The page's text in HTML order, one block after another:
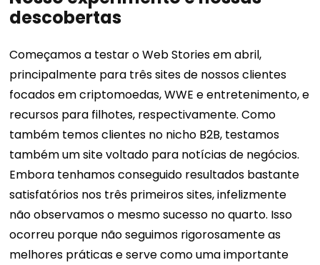
descobertas
Começamos a testar o Web Stories em abril,
principalmente para três sites de nossos clientes
focados em criptomoedas, WWE e entretenimento, e
recursos para filhotes, respectivamente. Como
também temos clientes no nicho B2B, testamos
também um site voltado para notícias de negócios.
Embora tenhamos conseguido resultados bastante
satisfatórios nos três primeiros sites, infelizmente
não observamos o mesmo sucesso no quarto. Isso
ocorreu porque não seguimos rigorosamente as
melhores práticas e serve como uma importante